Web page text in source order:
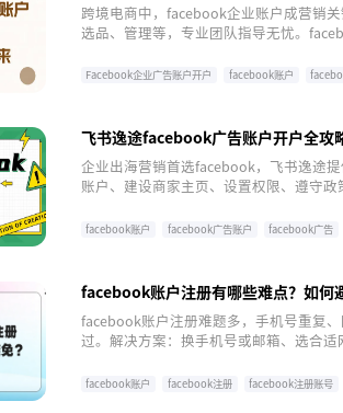
跨境电商中，facebook企业账户成营销
选品、管理等，专业团队指导无忧。
逸途，让跨境电商企业在国际市场更锋利
Facebook企业广告账户开户 facebook账户
飞书逸途facebook广告账户开户全攻
企业出海营销首选facebook，飞书逸途
账户、建设商家主页、设置权限、遵守
facebook账户 facebook广告账户 facebook广告
facebook账户注册有哪些难点？如何
facebook账户注册难题多，手机号重复
过。解决方案：换手机号或邮箱、选合
facebook账户 facebook注册 facebook注册账号